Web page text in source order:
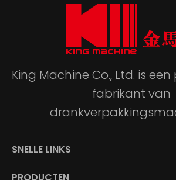
King Machine Co., Ltd. is
fabrikant van
SNELLE LINKS